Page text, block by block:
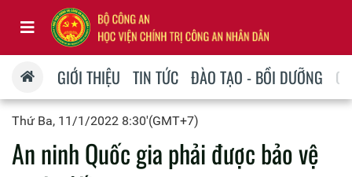
GIỚI THIỆU TIN TỨC ĐÀO TẠO - BỒI DƯỠNG
Thứ Ba, 11/1/2022 8:30'(GMT+7)
An ninh Quốc gia phải được bảo vệ